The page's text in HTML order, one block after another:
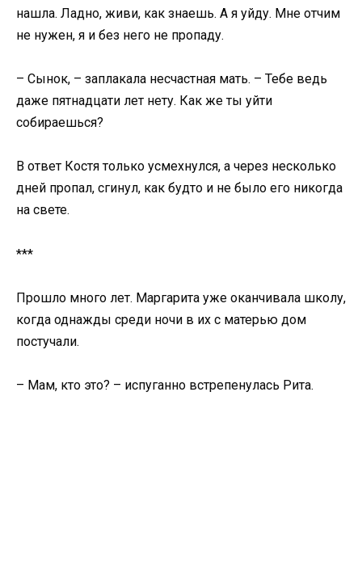
нашла. Ладно, живи, как знаешь. А я уйду. Мне отчим
не нужен, я и без него не пропаду.
– Сынок, – заплакала несчастная мать. – Тебе ведь
даже пятнадцати лет нету. Как же ты уйти
собираешься?
В ответ Костя только усмехнулся, а через несколько
дней пропал, сгинул, как будто и не было его никогда
на свете.
***
Прошло много лет. Маргарита уже оканчивала школу,
когда однажды среди ночи в их с матерью дом
постучали.
– Мам, кто это? – испуганно встрепенулась Рита.